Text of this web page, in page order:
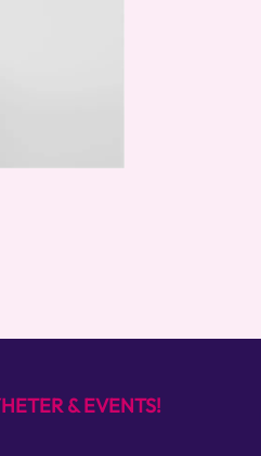
& EVENTS!